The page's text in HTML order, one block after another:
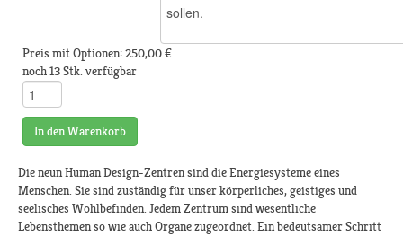
Preis mit Optionen:250,00 €
noch 13 Stk. verfügbar
In den Warenkorb
Die neun Human Design-Zentren sind die Energiesysteme eines
Menschen. Sie sind zuständig für unser körperliches, geistiges und
seelisches Wohlbefinden. Jedem Zentrum sind wesentliche
Lebensthemen so wie auch Organe zugeordnet. Ein bedeutsamer Schritt